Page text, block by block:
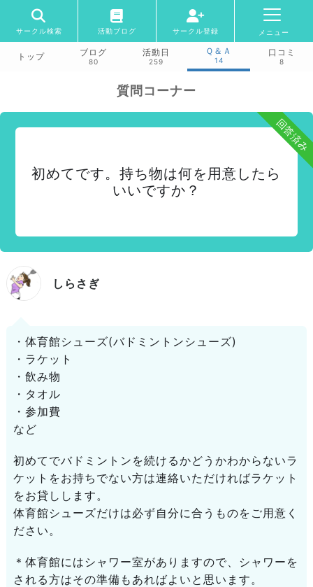
サークル検索 活動ブログ サークル登録 メニュー
トップ ブログ
80
活動日
259
Ｑ＆Ａ
14
口コミ
8
質問コーナー
回答済み
初めてです。持ち物は何を用意したら
いいですか？
しらさぎ
・体育館シューズ(バドミントンシューズ)
・ラケット
・飲み物
・タオル
・参加費
など
初めてでバドミントンを続けるかどうかわからないラ
ケットをお持ちでない方は連絡いただければラケット
をお貸しします。
体育館シューズだけは必ず自分に合うものをご用意く
ださい。
＊体育館にはシャワー室がありますので、シャワーを
される方はその準備もあればよいと思います。